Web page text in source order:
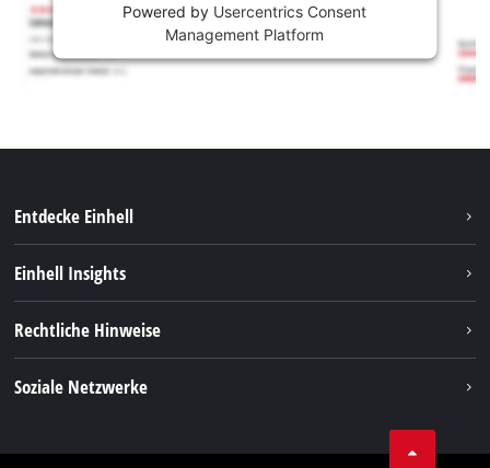
Powered by Usercentrics Consent
Management Platform
Entdecke Einhell
Akkusystem
Einhell Insights
Rechtliche Hinweise
Soziale Netzwerke